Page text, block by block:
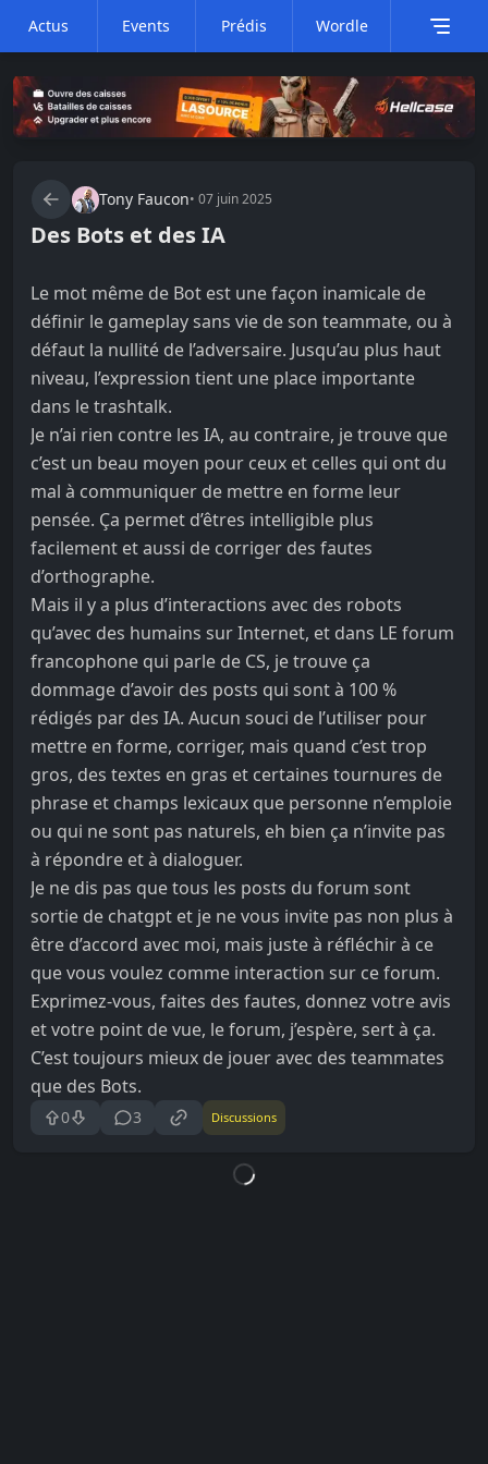
Actus Events Prédis Wordle
Tony Faucon• 07 juin 2025
Des Bots et des IA
Le mot même de Bot est une façon inamicale de
définir le gameplay sans vie de son teammate, ou à
défaut la nullité de l’adversaire. Jusqu’au plus haut
niveau, l’expression tient une place importante
dans le trashtalk.
Je n’ai rien contre les IA, au contraire, je trouve que
c’est un beau moyen pour ceux et celles qui ont du
mal à communiquer de mettre en forme leur
pensée. Ça permet d’êtres intelligible plus
facilement et aussi de corriger des fautes
d’orthographe.
Mais il y a plus d’interactions avec des robots
qu’avec des humains sur Internet, et dans LE forum
francophone qui parle de CS, je trouve ça
dommage d’avoir des posts qui sont à 100 %
rédigés par des IA. Aucun souci de l’utiliser pour
mettre en forme, corriger, mais quand c’est trop
gros, des textes en gras et certaines tournures de
phrase et champs lexicaux que personne n’emploie
ou qui ne sont pas naturels, eh bien ça n’invite pas
à répondre et à dialoguer.
Je ne dis pas que tous les posts du forum sont
sortie de chatgpt et je ne vous invite pas non plus à
être d’accord avec moi, mais juste à réfléchir à ce
que vous voulez comme interaction sur ce forum.
Exprimez-vous, faites des fautes, donnez votre avis
et votre point de vue, le forum, j’espère, sert à ça.
C’est toujours mieux de jouer avec des teammates
que des Bots.
0 3 Discussions